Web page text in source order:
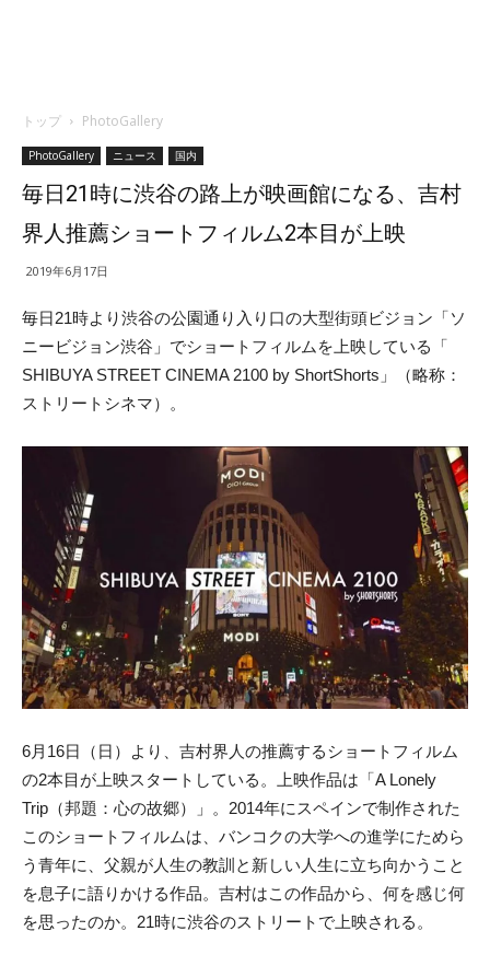
トップ PhotoGallery
PhotoGallery ニュース 国内
毎日21時に渋谷の路上が映画館になる、吉村
界人推薦ショートフィルム2本目が上映
2019年6月17日
毎日21時より渋谷の公園通り入り口の大型街頭ビジョン「ソ
ニービジョン渋谷」でショートフィルムを上映している「
SHIBUYA STREET CINEMA 2100 by ShortShorts」（略称：
ストリートシネマ）。
6月16日（日）より、 吉村界人の推薦するショートフィルム
の2本目が上映スタート している。上映作品は「A Lonely
Trip（邦題：心の故郷）」。 2014年にスペインで制作された
このショートフィルムは、 バンコクの大学への進学にためら
う青年に、 父親が人生の教訓と新しい人生に立ち向かうこと
を息子に語りかける作品。吉村はこの作品から、何を感じ何
を思ったのか。 21時に渋谷のストリートで上映される。